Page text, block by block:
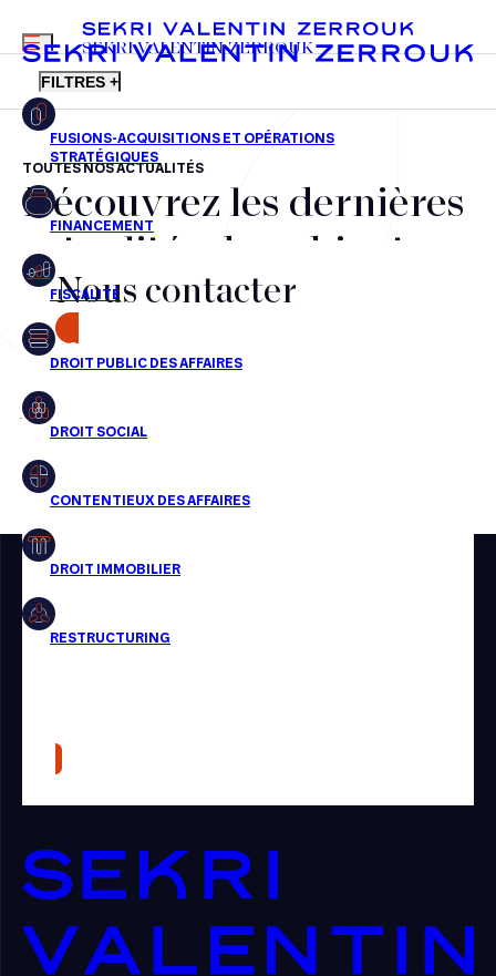
FR EN
MENU
SEKRI VALENTIN ZERROUK
FILTRES +
Fusions-acquisitions et opérations stratégiques
Financement
Fiscalité
Droit public des affaires
Droit social
Droit immobilier
Restructuring
Presse
TOUTES NOS ACTUALITÉS
Découvrez les dernières
actualités du cabinet,
nos récompenses et nos
transactions, jour après
jour
Aucun résultats pour cette recherche
Nous contacter